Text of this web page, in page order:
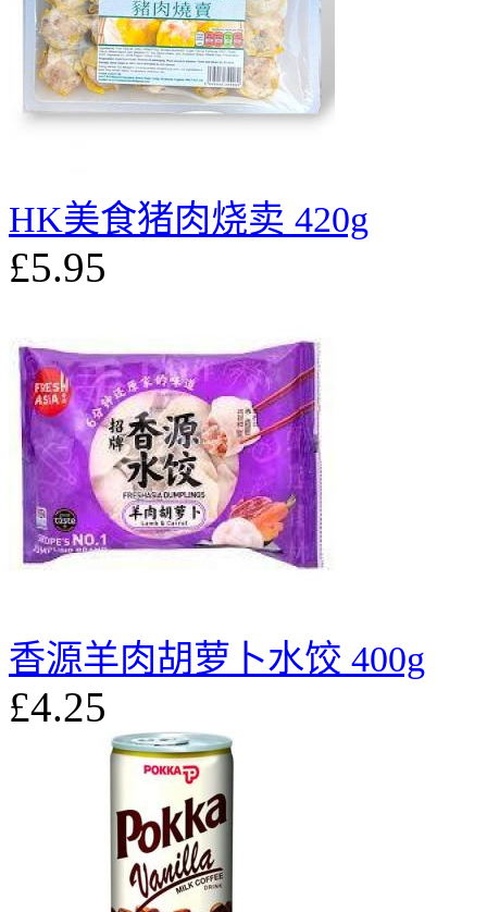
HK美食猪肉烧卖 420g
£5.95
香源羊肉胡萝卜水饺 400g
£4.25